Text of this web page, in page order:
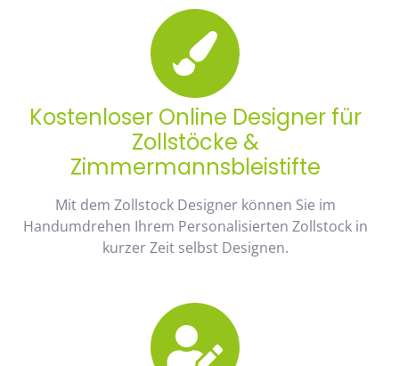
Kostenloser Online Designer für
Zollstöcke &
Zimmermannsbleistifte
Mit dem Zollstock Designer können Sie im
Handumdrehen Ihrem Personalisierten Zollstock in
kurzer Zeit selbst Designen.